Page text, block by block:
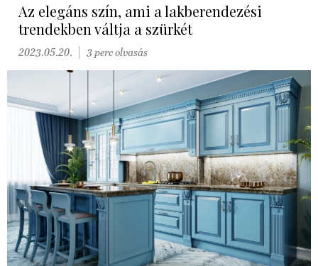
Az elegáns szín, ami a lakberendezési
trendekben váltja a szürkét
2023.05.20. 3 perc olvasás